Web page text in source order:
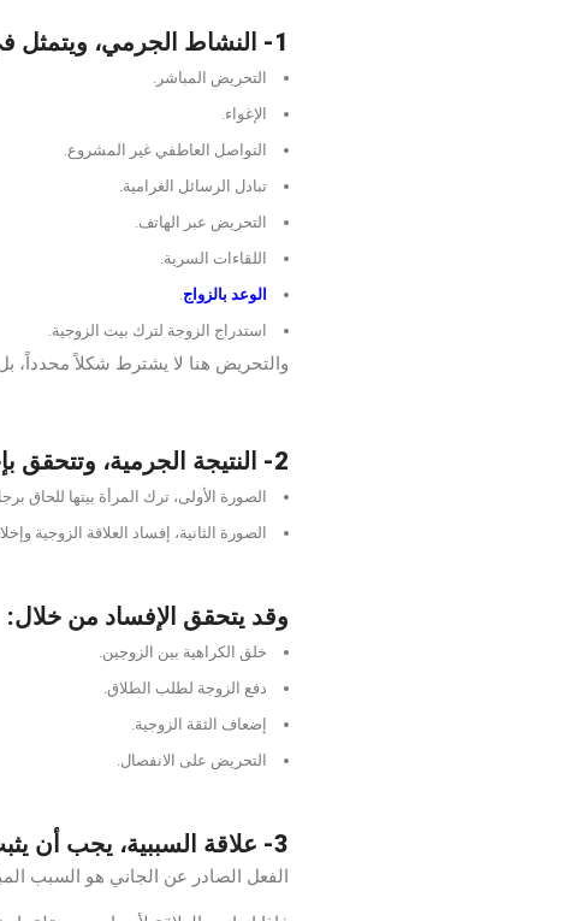
1- النشاط الجرمي، ويتمثل في أي سلوك إيجابي يصدر عن الجاني، مثل:
التحريض المباشر.
الإغواء.
التواصل العاطفي غير المشروع.
تبادل الرسائل الغرامية.
التحريض عبر الهاتف.
اللقاءات السرية.
الوعد بالزواج.
استدراج الزوجة لترك بيت الزوجية.
والتحريض هنا لا يشترط شكلاً محدداً،
2- النتيجة الجرمية، وتتحقق بإحدى الصورتين:
الصورة الأولى، ترك المرأة بيتها للحاق
الصورة الثانية، إفساد العلاقة الزوجية
وقد يتحقق الإفساد من خلال:
خلق الكراهية بين الزوجين.
دفع الزوجة لطلب الطلاق.
إضعاف الثقة الزوجية.
التحريض على الانفصال.
3- علاقة السببية، يجب أن يثبت أن:
الفعل الصادر عن الجاني هو السبب